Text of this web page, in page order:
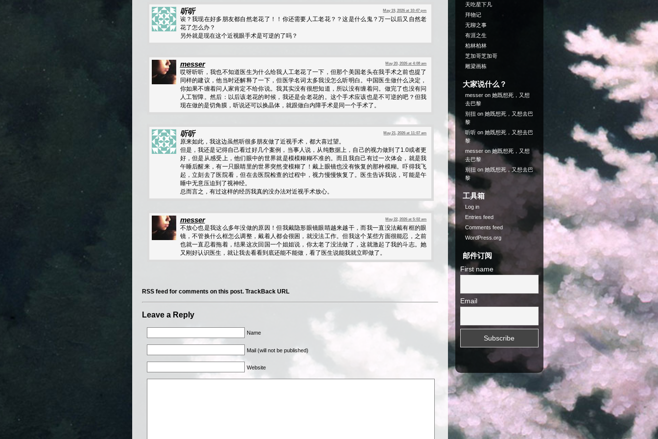
听听 May 19, 2026 at 10:47 pm
诶？我现在好多朋友都自然老花了！！你还需要人工老花？？这是什么鬼？万一以后又自然老
花了怎么办？
另外就是现在这个近视眼手术是可逆的了吗？
messer May 20, 2026 at 4:08 am
哎呀听听，我也不知道医生为什么给我人工老花了一下，但那个美国老头在我手术之前也提了
同样的建议，他当时还解释了一下，但医学名词太多我没怎么听明白。中国医生做什么决定，
你如果不缠着问人家肯定不给你说。我其实没有很想知道，所以没有缠着问。做完了也没有问
人工智障。然后：以后该老花的时候，我还是会老花的。这个手术应该也是不可逆的吧？但我
现在做的是切角膜，听说还可以换晶体，就跟做白内障手术是同一个手术了。
听听 May 21, 2026 at 11:07 am
原来如此，我这边虽然听很多朋友做了近视手术，都大喜过望。
但是，我还是记得自己看过好几个案例，当事人说，从纯数据上，自己的视力做到了1.0或者更
好，但是从感受上，他们眼中的世界就是模模糊糊不准的。而且我自己有过一次体会，就是我
午睡后醒来，有一只眼睛里的世界突然变模糊了！戴上眼镜也没有恢复的那种模糊。吓得我飞
起，立刻去了医院看，但在去医院检查的过程中，视力慢慢恢复了。医生告诉我说，可能是午
睡中无意压迫到了视神经。
总而言之，有过这样的经历我真的没办法对近视手术放心。
messer May 22, 2026 at 5:02 am
不放心也是我这么多年没做的原因！但我戴隐形眼镜眼睛越来越干，而我一直没法戴有框的眼
镜，不管换什么框怎么调整，戴着人都会很困，就没法工作。但我这个某些方面很能忍，之前
也就一直忍着拖着，结果这次回国一个姐姐说，你太老了没法做了，这就激起了我的斗志。她
又刚好认识医生，就让我去看看到底还能不能做，看了医生说能我就立即做了。
RSS feed for comments on this post. TrackBack URL
Leave a Reply
Name
Mail (will not be published)
Website
天吃星下凡
拜物记
无聊之事
有涯之生
柏林柏林
芝加哥芝加哥
雕梁画栋
大家说什么？
messeron 她既想死，又想
去巴黎
别扭 on 她既想死，又想去巴
黎
听听on 她既想死，又想去巴
黎
messeron她既想死，又想
去巴黎
别扭 on 她既想死，又想去巴
黎
工具箱
Log in
Entries feed
Comments feed
WordPress.org
邮件订阅
First name
Email